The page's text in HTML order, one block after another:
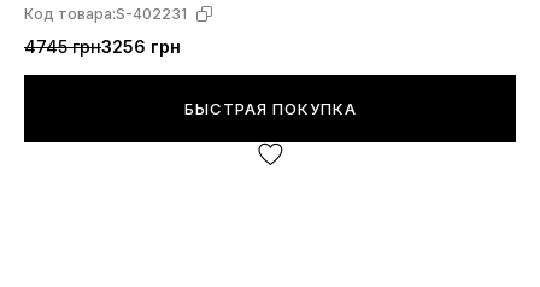
Код товара:S-402231
4745 грн3256 грн
БЫСТРАЯ ПОКУПКА